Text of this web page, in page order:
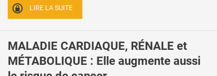
LIRE LA SUITE
MALADIE CARDIAQUE, RÉNALE et
MÉTABOLIQUE : Elle augmente aussi